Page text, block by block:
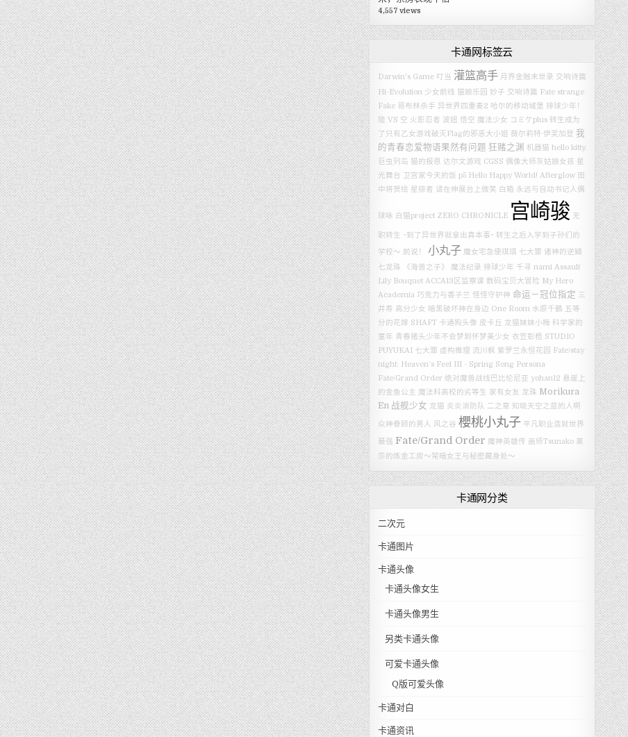
4,557 views
卡通网标签云
Darwin's Game 叮当 灌篮高手 月界金融末世录 交响诗篇
Hi-Evolution 少女前线 猫娘乐园 妙子 交响诗篇 Fate strange
Fake 哥布林杀手 异世界四重奏2 哈尔的移动城堡 排球少年！
陸 VS 空 火影忍者 波妞 悟空 魔法少女 コミケplus 转生成为
了只有乙女游戏破灭Flag的邪恶大小姐 薇尔莉特·伊芙加登 我
的青春恋爱物语果然有问题 狂赌之渊 机器猫 hello kitty
巨虫列岛 猫的报恩 达尔文游戏 CGSS 偶像大师灰姑娘女孩 星
光舞台 卫宫家今天的饭 p5 Hello Happy World! Afterglow 田
中将贺绘 星掠者 请在伸展台上微笑 白箱 永远与自动书记人偶
球咏 白猫project ZERO CHRONICLE 宫崎骏 无
职转生 ~到了异世界就拿出真本事~ 转生之后入学到子孙们的
学校～ 前说！ 小丸子 魔女宅急便琪琪 七大罪 诸神的逆鳞
七龙珠
《海兽之子》 魔法纪录 排球少年 千寻 nami Assault
Lily Bouquet ACCA13区监察课 数码宝贝大冒险 My Hero
Academia 巧克力与香子兰 怪怪守护神 命运－冠位指定 三
井寿 高分少女 暗黑破坏神在身边 One Room 水原千鶴 五等
分的花嫁 SHAFT 卡通狗头像 皮卡丘 龙猫妹妹小梅 科学家的
童年 青春猪头少年不会梦到怀梦美少女 衣笠彰梧 STUDIO
PUYUKAI 七大罪 虚构推理 流川枫 紫罗兰永恒花园 Fate/stay
night: Heaven’s Feel III - Spring Song Persona
Fate/Grand Order 绝对魔兽战线巴比伦尼亚 yohan12 悬崖上
的金鱼公主 魔法科高校的劣等生 家有女友 龙珠 Morikura
En 战舰少女 龙猫 炎炎消防队 二之章 知晓天空之蓝的人啊
众神眷顾的男人 风之谷 櫻桃小丸子 平凡职业造就世界
最强 Fate/Grand Order 魔神英雄传 画师Tsunako 莱
莎的炼金工房～常暗女王与秘密藏身处～
卡通网分类
二次元
卡通图片
卡通头像
卡通头像女生
卡通头像男生
另类卡通头像
可爱卡通头像
Q版可爱头像
卡通对白
卡通资讯